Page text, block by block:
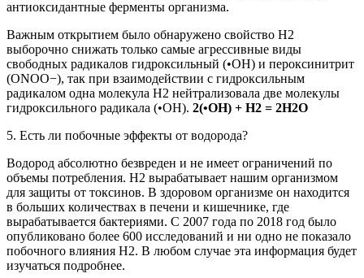
антиоксидантные ферменты организма.
Важным открытием было обнаружено свойство Н2
выборочно снижать только самые агрессивные виды
свободных радикалов гидроксильный (•ОН) и пероксинитрит
(ONOO−), так при взаимодействии с гидроксильным
радикалом одна молекула Н2 нейтрализовала две молекулы
гидроксильного радикала (•ОН). 2(•ОН) + H2 = 2H2O
5. Есть ли побочные эффекты от водорода?
Водород абсолютно безвреден и не имеет ограничений по
объемы потребления. Н2 вырабатывает нашим организмом
для защиты от токсинов. В здоровом организме он находится
в больших количествах в печени и кишечнике, где
вырабатывается бактериями. С 2007 года по 2018 год было
опубликовано более 600 исследований и ни одно не показало
побочного влияния Н2. В любом случае эта информация будет
изучаться подробнее.